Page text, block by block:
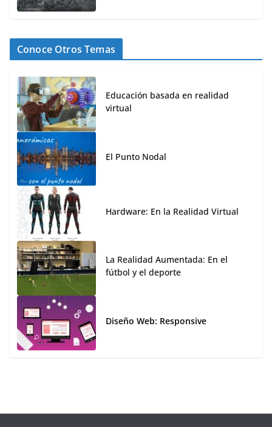
Conoce Otros Temas
Educación basada en realidad
virtual
El Punto Nodal
Hardware: En la Realidad Virtual
La Realidad Aumentada: En el
fútbol y el deporte
Diseño Web: Responsive